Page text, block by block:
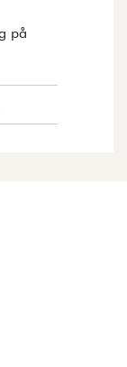
på